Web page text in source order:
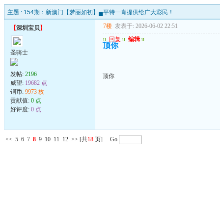
主题 : 154期：新澳门【梦丽如初】▄平特一肖提供给广大彩民！
【深圳宝贝】
圣骑士
发帖: 2196
威望: 19682 点
铜币: 9973 枚
贡献值: 0 点
好评度: 0 点
7楼 发表于: 2026-06-02 22:51
u 回复 u 编辑 u
顶你
顶你
<< 5 6 7 8 9 10 11 12 >> [共18 页] Go